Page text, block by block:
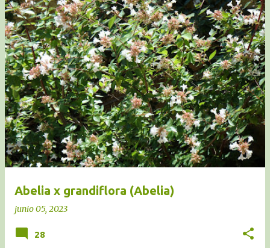
Abelia x grandiflora (Abelia)
junio 05, 2023
28